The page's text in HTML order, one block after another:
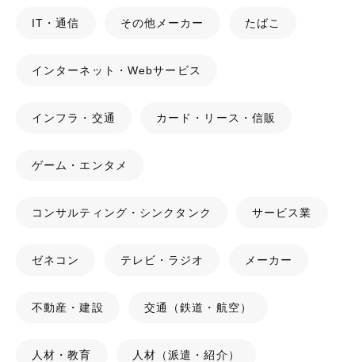
IT・通信 その他メーカー たばこ
インターネット・Webサービス
インフラ・交通 カード・リース・信販
ゲーム・エンタメ
コンサルティング・シンクタンク サービス業
ゼネコン テレビ・ラジオ メーカー
不動産・建設 交通（鉄道・航空）
人材・教育 人材（派遣・紹介）